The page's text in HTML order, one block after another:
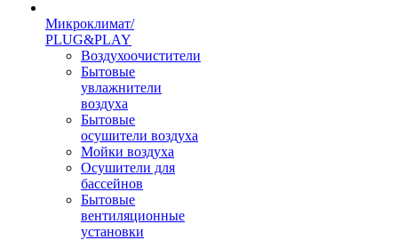
Микроклимат/
PLUG&PLAY
Воздухоочистители
Бытовые
увлажнители
воздуха
Бытовые
осушители воздуха
Мойки воздуха
Осушители для
бассейнов
Бытовые
вентиляционные
установки